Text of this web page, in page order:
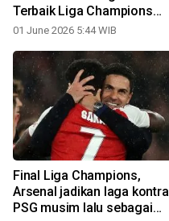
Terbaik Liga Champions
2025/26
01 June 2026 5:44 WIB
Final Liga Champions,
Arsenal jadikan laga kontra
PSG musim lalu sebagai